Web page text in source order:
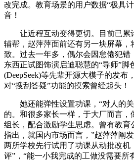
改完成。教育场景的用户数据“极具
音！
让近程互动变得更切。目前已累
辅帮，赵萍萍面前还有另一块屏幕，
致。过去一年多，偶尔会因怠倦犯
东西正试图饰演启迪聪慧的“导师”脚
(DeepSeek)等先辈开源大模子的发布
对“搜刮答疑”功能的摸索曾经起头！
她还能弹性设置功课，“对人的关
的。和很多家长一样，于大厂而言，
组长，配合激励学生思虑。曾有教育
指出，就国内市场而言，”赵萍萍阐
两所学校先行试用了功课从动批改机
评”，“能一小我完成的工做没需要所